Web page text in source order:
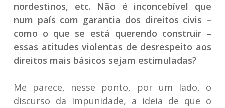
nordestinos, etc. Não é inconcebível que
num país com garantia dos direitos civis –
como o que se está querendo construir –
essas atitudes violentas de desrespeito aos
direitos mais básicos sejam estimuladas?
Me parece, nesse ponto, por um lado, o
discurso da impunidade, a ideia de que o